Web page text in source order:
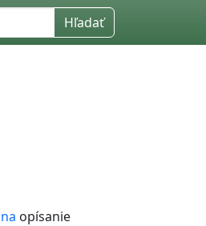
Hľadať
na opísanie